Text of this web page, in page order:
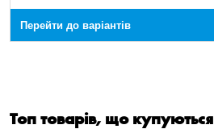
Перейти до варіантів
Топ товарів, що купуються